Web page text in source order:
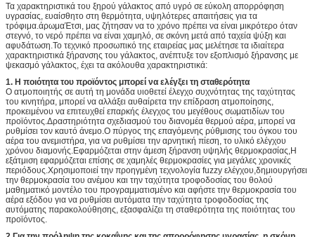
Τα χαρακτηριστικά του ξηρού γάλακτος από υγρό σε εύκολη απορρόφηση
υγρασίας, ευαίσθητο στη θερμότητα, υψηλότερες απαιτήσεις για τα
τρόφιμα.άρωμαΈτσι, μας ζήτησαν να το χρόνο πρέπει να είναι μικρότερο όταν
στεγνό, το νερό πρέπει να είναι χαμηλό, σε σκόνη μετά από ταχεία ψύξη και
αφυδάτωση.Το τεχνικό προσωπικό της εταιρείας μας μελέτησε τα ιδιαίτερα
χαρακτηριστικά ξήρανσης του γάλακτος, ανέπτυξε τον εξοπλισμό ξήρανσης με
ψεκασμό γάλακτος, έχει τα ακόλουθα χαρακτηριστικά:
1. Η ποιότητα του προϊόντος μπορεί να ελέγξει τη σταθερότητα
Ο ατμοποιητής σε αυτή τη μονάδα υιοθετεί έλεγχο συχνότητας της ταχύτητας
του κινητήρα, μπορεί να αλλάξει αυθαίρετα την επίδραση ατμοποίησης,
προκειμένου να επιτευχθεί επαρκής έλεγχος του μεγέθους σωματιδίων του
προϊόντος.Δραστηριότητα σχεδιασμού του διανομέα θερμού αέρα, μπορεί να
ρυθμίσει τον καυτό άνεμο.Ο πύργος της επαγόμενης ρύθμισης του όγκου του
αέρα του ανεμιστήρα, για να ρυθμίσει την αρνητική πίεση, το υλικό ελέγχου
χρόνου διαμονής.Εφαρμόζεται στην άμεση ξήρανση υψηλής θερμοκρασίας,Η
εξάτμιση εφαρμόζεται επίσης σε χαμηλές θερμοκρασίες για μεγάλες χρονικές
περιόδους.Χρησιμοποιεί την προηγμένη τεχνολογία fuzzy ελέγχου,δημιουργήσει
την θερμοκρασία του ανέμου και την ταχύτητα τροφοδοσίας του θολού
μαθηματικό μοντέλο του προγραμματισμένο και αφήστε την θερμοκρασία του
αέρα εξόδου για να ρυθμίσει αυτόματα την ταχύτητα τροφοδοσίας της
αυτόματης παρακολούθησης, εξασφαλίζει τη σταθερότητα της ποιότητας του
προϊόντος.